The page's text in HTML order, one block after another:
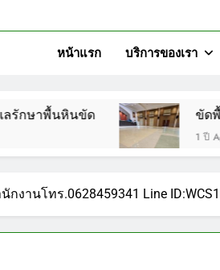
หน้าแรก บริการของเรา
ด ขัดพื้นหินขัด สมุทร
1 ปี Ago
งานโทร.0628459341 Line ID:WCS1